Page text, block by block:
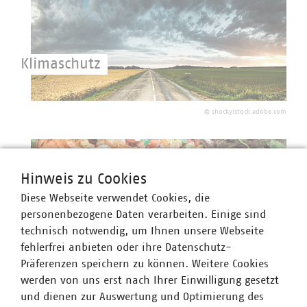
Klimaschutz
Kommunale Unternehmen sind regional
verankert und leben das Motto: „Global
© shocky/stock.adobe.com
Biomüll
Biomüll ist ein wertvoller Rohstoff. Für die
optimale Nutzung ist wichtig, dass er
© Marina Lohrbach/stock.adobe.com
Hinweis zu Cookies
Diese Webseite verwendet Cookies, die
personenbezogene Daten verarbeiten. Einige sind
technisch notwendig, um Ihnen unsere Webseite
fehlerfrei anbieten oder ihre Datenschutz-
Präferenzen speichern zu können. Weitere Cookies
werden von uns erst nach Ihrer Einwilligung gesetzt
und dienen zur Auswertung und Optimierung des